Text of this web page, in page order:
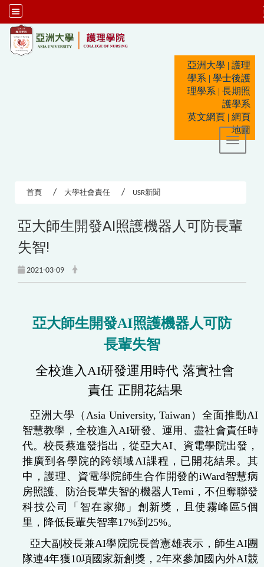
亞洲大學 | 護理
學系 | 學士後護
理學系 | 長期照
護學系
英文網頁 | 網頁
地圖
Toggle
首頁 大學社會責任 USR新聞
亞大師生開發AI照護機器人可防長輩
失智!
2021-03-09
亞大師生開發AI照護機器人可防
長輩失智
全校進入AI研發運用時代 落實社會
責任 正開花結果
亞洲大學 （Asia University, Taiwan）全面推動AI
智慧教學，全校進入AI研發、運用、盡社會責任時
代。校長蔡進發指出，從亞大AI、資電學院出發，
推廣到各學院的跨領域AI課程，已開花結果。其
中，護理、資電學院師生合作開發的iWard智慧病
房照護、防治長輩失智的機器人Temi，不但奪聯發
科技公司「智在家鄉」創新獎，且使霧峰區5個
里，降低長輩失智率17%到25%。
亞大副校長兼AI學院院長曾憲雄表示，師生AI團
隊連4年獲10項國家新創獎，2年來參加國內外AI競